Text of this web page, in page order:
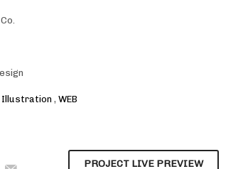
resource maximizing schemas.
Illustration , WEB
PROJECT LIVE PREVIEW